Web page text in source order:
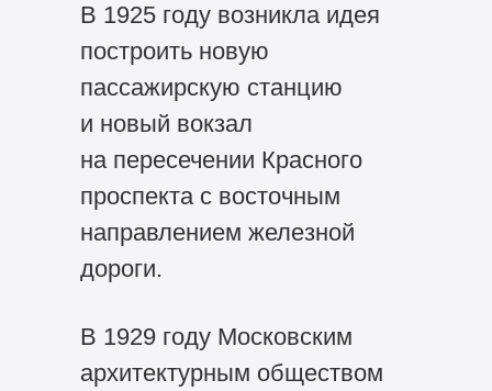
В 1925 году возникла идея
построить новую
пассажирскую станцию
и новый вокзал
на пересечении Красного
проспекта с восточным
направлением железной
дороги.
В 1929 году Московским
архитектурным обществом